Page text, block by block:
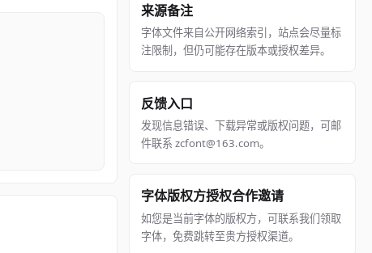
来源备注
字体文件来自公开网络索引，站点会尽量标
注限制，但仍可能存在版本或授权差异。
反馈入口
发现信息错误、下载异常或版权问题，可邮
件联系 zcfont@163.com。
字体版权方授权合作邀请
如您是当前字体的版权方，可联系我们领取
字体，免费跳转至贵方授权渠道。